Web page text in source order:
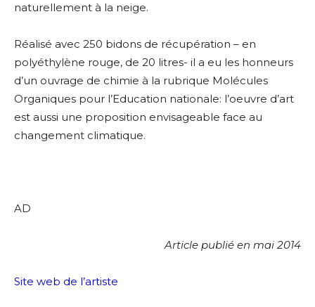
naturellement à la neige.
Réalisé avec 250 bidons de récupération – en
polyéthylène rouge, de 20 litres- il a eu les honneurs
d’un ouvrage de chimie à la rubrique Molécules
Organiques pour l’Education nationale: l’oeuvre d’art
est aussi une proposition envisageable face au
changement climatique.
AD
Article publié en mai 2014
Site web de l’artiste